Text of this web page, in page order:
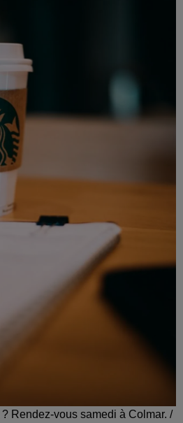
Rendez-vous samedi à Colmar. /